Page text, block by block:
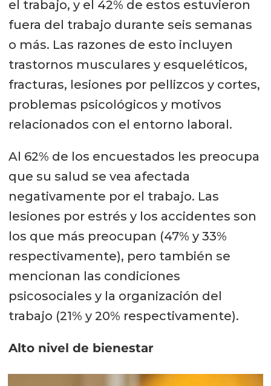
el trabajo, y el 42% de estos estuvieron
fuera del trabajo durante seis semanas
o más. Las razones de esto incluyen
trastornos musculares y esqueléticos,
fracturas, lesiones por pellizcos y cortes,
problemas psicológicos y motivos
relacionados con el entorno laboral.
Al 62% de los encuestados les preocupa
que su salud se vea afectada
negativamente por el trabajo. Las
lesiones por estrés y los accidentes son
los que más preocupan (47% y 33%
respectivamente), pero también se
mencionan las condiciones
psicosociales y la organización del
trabajo (21% y 20% respectivamente).
Alto nivel de bienestar